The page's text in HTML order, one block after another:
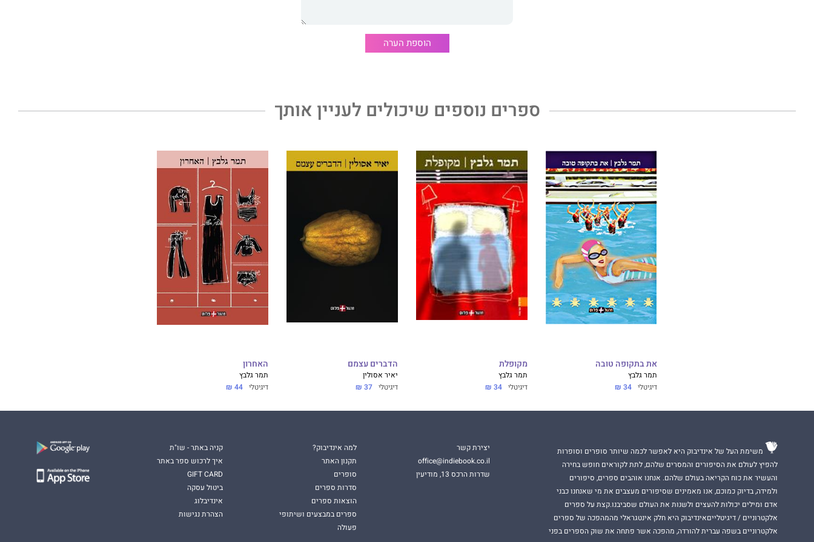
הוספת הערה
ספרים נוספים שיכולים לעניין אותך
את בתקופה טובה
תמר גלבץ
דיגיטלי 34 ₪
מקופלת
תמר גלבץ
דיגיטלי 34 ₪
הדברים עצמם
יאיר אסולין
דיגיטלי 37 ₪
האחרון
תמר גלבץ
דיגיטלי 44 ₪
משימת העל של אינדיבוק היא לאפשר לכמה שיותר סופרים וסופרות
להפיץ לעולם את הסיפורים והמסרים שלהם, לתת לקוראים חופש בחירה
והעשיר את כוח הקריאה בעולם שלהם. אנחנו אוהבים ספרים, סיפורים
ולמידה, בדיוק כמוכם, אנו מאמינים שסיפורים מעצבים את מי שאנחנו כבני
אדם ומילים יכולות להעצים ולשנות את העולם שסביבנו.קצת על ספרים
אלקטרוניים / דיגיטלייםאינדיבוק היא חלק אינטגראלי מהמהפכה של ספרים
אלקטרוניים בשפה עברית להורדה, מהפכה אשר פתחה את שוק הספרים בפני
יצירת קשר
office@indiebook.co.il
שדרות הרכס 13, מודיעין
למה אינדיבוק?
תקנון האתר
סופרים
סדרות ספרים
הוצאות ספרים
ספרים במבצעים ושיתופי
פעולה
קניה באתר - שו"ת
איך לרכוש ספר באתר
GIFT CARD
ביטול עסקה
אינדיבלוג
הצהרת נגישות